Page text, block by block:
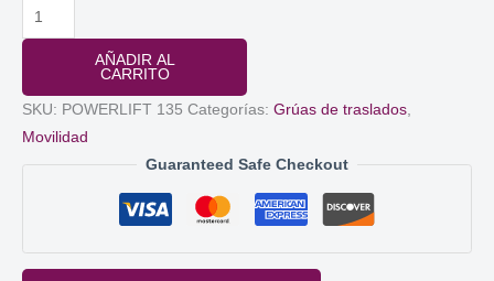
GRÚA
ELECTRICA
POWERLIEFT
135KG.
CON
ARNES
AÑADIR AL
CARRITO
SKU: POWERLIFT 135 Categorías: Grúas de traslados
Movilidad
Guaranteed Safe Checkout